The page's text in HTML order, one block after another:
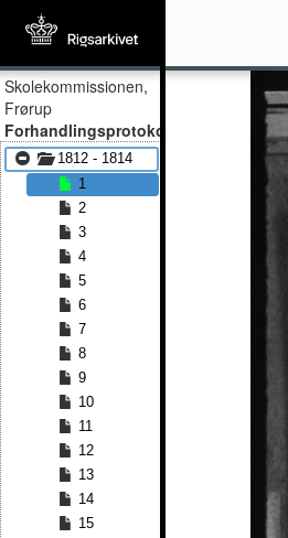
Skolekommissionen,
Frørup
Forhandlingsprotokol
1812 - 1814
1
2
3
4
5
6
7
8
9
10
11
12
13
14
15